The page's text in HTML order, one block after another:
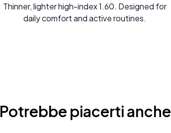
Thinner, lighter high-index 1.60. Designed for
daily comfort and active routines.
Potrebbe piacerti anche